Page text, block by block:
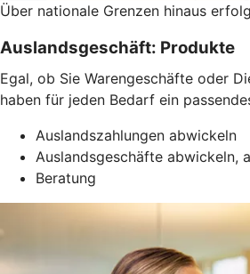
Über nationale Grenzen hinaus
Auslandsgeschäft: Produkte
Egal, ob Sie Warengeschäfte oder
haben für jeden Bedarf ein
Auslandszahlungen abwickeln
Auslandsgeschäfte abwickeln,
Beratung